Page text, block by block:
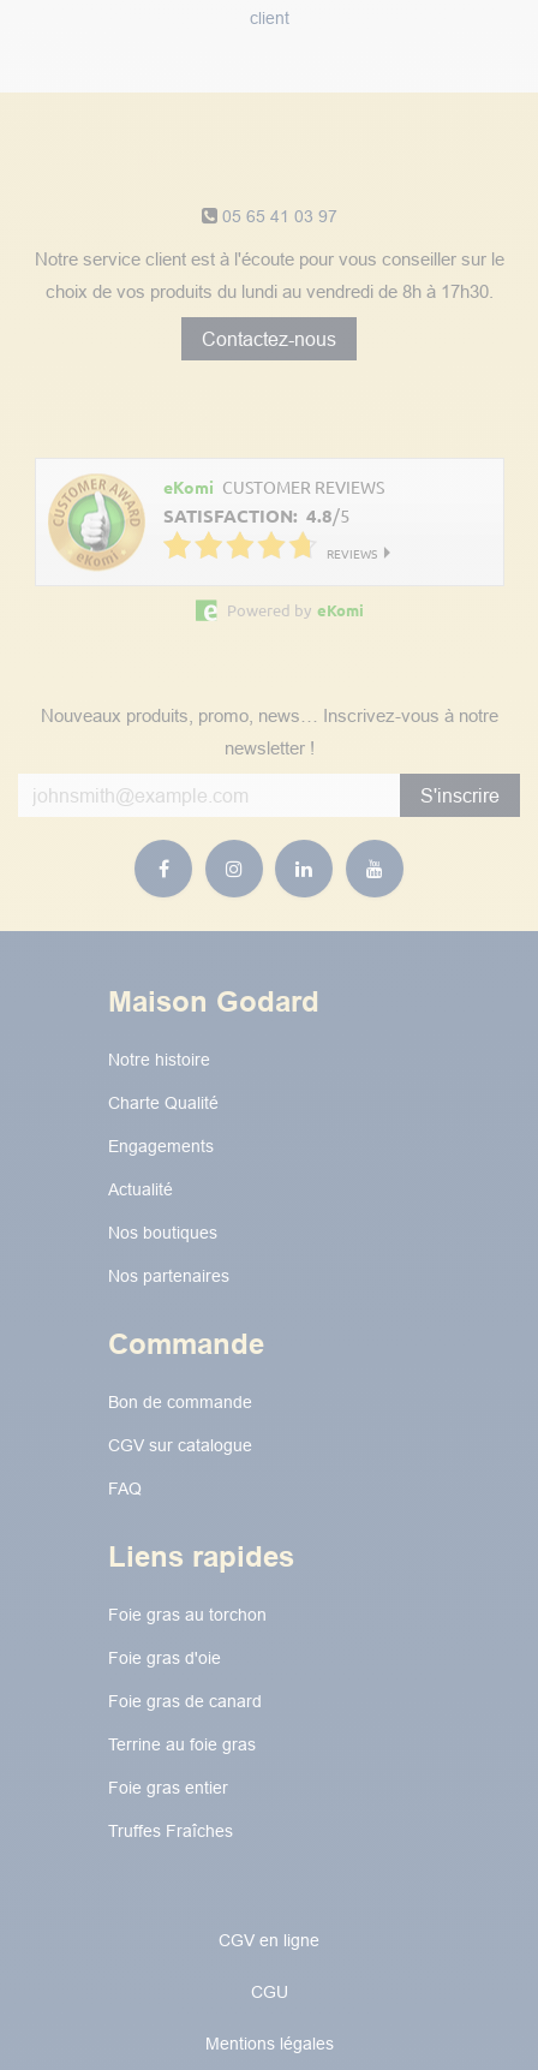
client
05 65 41 03 97
Notre service client est à l'écoute pour vous conseiller sur le
choix de vos produits du lundi au vendredi de 8h à 17h30.
Contactez-nous
eKomi CUSTOMER REVIEWS
SATISFACTION: 4.8/5
REVIEWS
Powered by eKomi
Nouveaux produits, promo, news… Inscrivez-vous à notre
newsletter !
S'inscrire
Maison Godard
Notre histoire
Charte Qualité
Engagements
Actualité
Nos boutiques
Nos partenaires
Commande
Bon de commande
CGV sur catalogue
FAQ
Liens rapides
Foie gras au torchon​​​​
Foie gras d'oie
Foie gras de canard
Terrine au foie gras
Foie gras entier
Truffes Fraîches
CGV en ligne
CGU
Mentions légales